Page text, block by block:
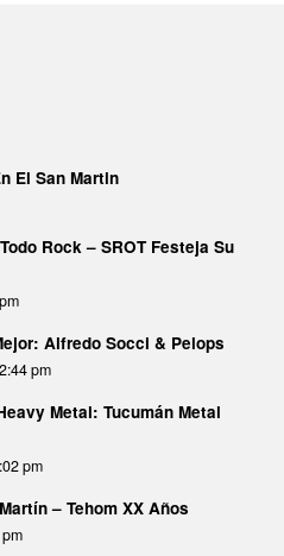
El San Martin
Rock – SROT Festeja Su
Alfredo Socci & Pelops
pm
Metal: Tucumán Metal
pm
– Tehom XX Años